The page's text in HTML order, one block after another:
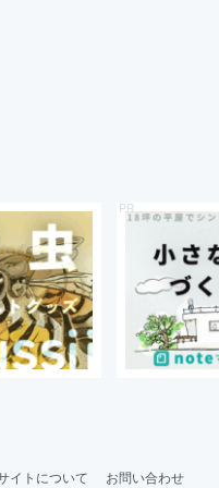
イトについて お問い合わせ